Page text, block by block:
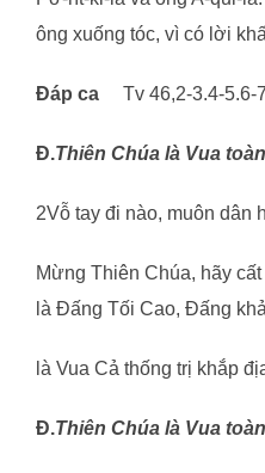
ông xuống tóc, vì có lời
Đáp ca Tv 46,2-3.4-5.6-
Đ.Thiên Chúa là Vua
2Vỗ tay đi nào, muôn dân
Mừng Thiên Chúa, hãy
là Đấng Tối Cao, Đấng
là Vua Cả thống trị khắp
Đ.Thiên Chúa là Vua